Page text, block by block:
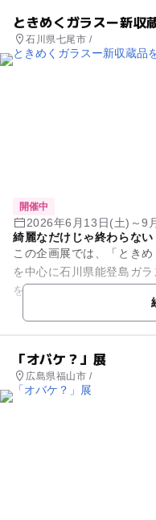
ときめくガラスー新収
石川県七尾市 /
開催中
2026年6月13日(土)～9
綺麗なだけじゃ終わらない
この企画展では、「とき
を中心に石川県能登島ガ
を紹介する。ときめきと
る感情。作品を見た時、
「オバケ？」展
広島県福山市 /